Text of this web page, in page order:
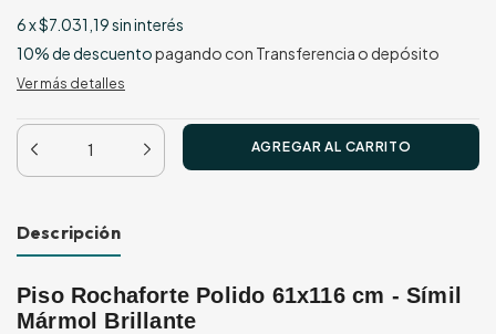
6x$7.031,19sin interés
10% de descuentopagando con Transferencia o depósito
Ver más detalles
Descripción
Piso Rochaforte Polido 61x116 cm - Símil
Mármol Brillante